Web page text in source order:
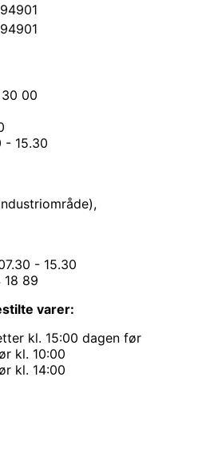
00
- 15.30
- 15.30
89
varer:
kl. 15:00 dagen før
kl. 10:00
kl. 14:00